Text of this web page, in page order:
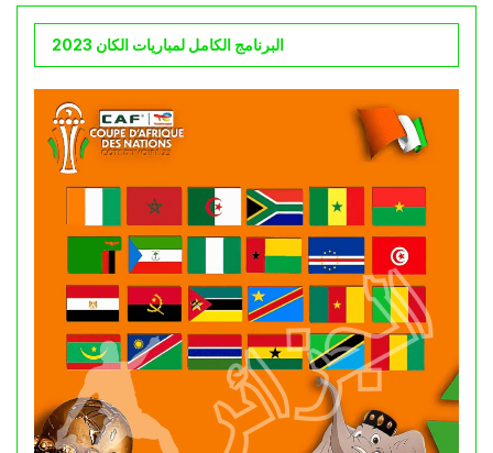
البرنامج الكامل لمباريات الكان 2023